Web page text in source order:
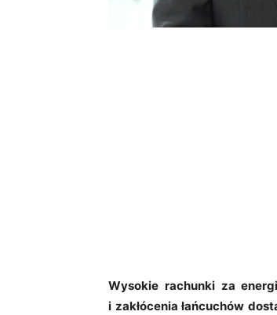
Wysokie rachunki za
i zakłócenia łańcuchów